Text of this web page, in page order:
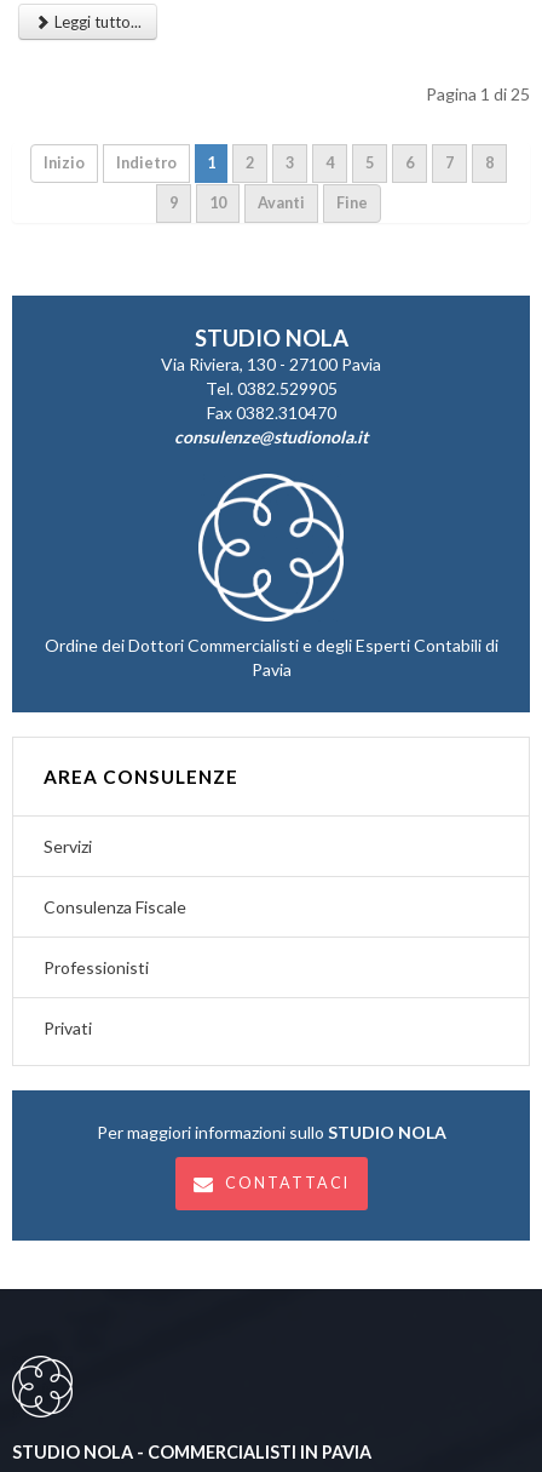
Leggi tutto...
Pagina 1 di 25
Inizio Indietro 1 2 3 4 5 6 7 8
9 10 Avanti Fine
STUDIO NOLA
Via Riviera, 130 - 27100 Pavia
Tel. 0382.529905
Fax 0382.310470
consulenze@studionola.it
Ordine dei Dottori Commercialisti e degli Esperti Contabili di
Pavia
AREA CONSULENZE
Servizi
Consulenza Fiscale
Professionisti
Privati
Per maggiori informazioni sullo STUDIO NOLA
CONTATTACI
STUDIO NOLA - COMMERCIALISTI IN PAVIA